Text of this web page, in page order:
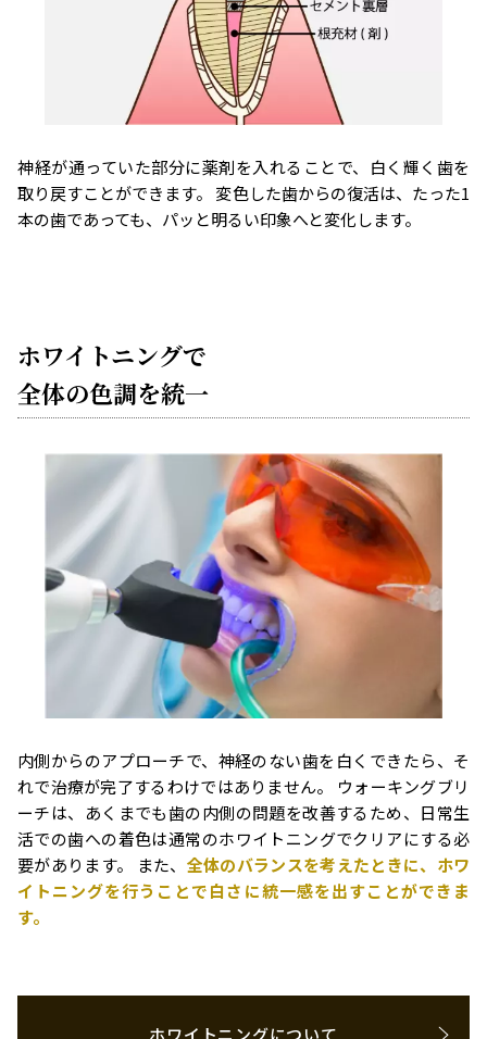
神経が通っていた部分に薬剤を入れることで、白く輝く歯を
取り戻すことができます。 変色した歯からの復活は、たった1
本の歯であっても、パッと明るい印象へと変化します。
ホワイトニングで
全体の色調を統一
内側からのアプローチで、神経のない歯を白くできたら、そ
れで治療が完了するわけではありません。 ウォーキングブリ
ーチは、あくまでも歯の内側の問題を改善するため、日常生
活での歯への着色は通常のホワイトニングでクリアにする必
要があります。 また、 全体のバランスを考えたときに、ホワ
イトニングを行うことで白さに統一感を出すことができま
す。
ホワイトニングについて